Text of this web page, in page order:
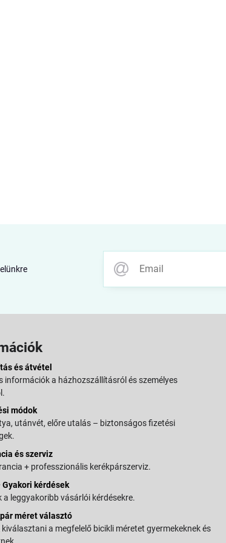
és átvétel
információk a házhozszállításról és személyes
módok
utánvét, előre utalás – biztonságos fizetési
és szerviz
+ professzionális kerékpárszerviz.
Gyakori kérdések
a leggyakoribb vásárlói kérdésekre.
méret választó
a megfelelő bicikli méretet gyermekeknek és